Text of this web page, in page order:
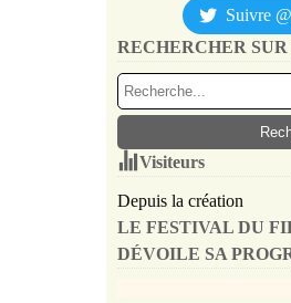
Suivre
RECHERCHER
Visiteurs
Depuis la création
LE FESTIVAL DU
DÉVOILE SA